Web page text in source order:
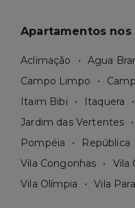
Apartamentos
Aclimação Agua
Campo Limpo
Itaim Bibi
Itaquera
Jardim das Vertentes
Pompéia
República
Vila Congonhas
Vila
Vila Olímpia
Vila